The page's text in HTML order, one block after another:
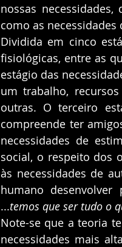
nossas
como as necessidades
Dividida em cinco
fisiológicas, entre as
estágio das
um trabalho,
outras. O terceiro
compreende ter
necessidades de
social, o respeito dos
às necessidades de
humano
...temos que ser tudo o
Note-se que a teoria
necessidades mais